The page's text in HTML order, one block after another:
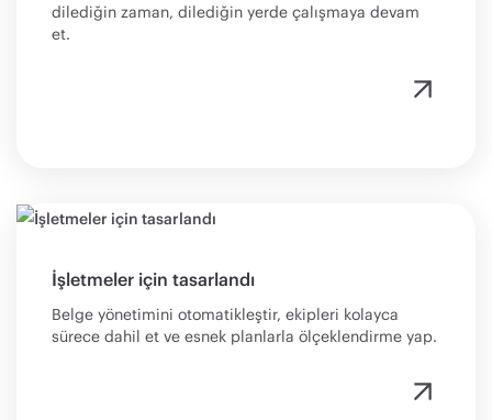
dilediğin zaman, dilediğin yerde çalışmaya devam
et.
İşletmeler için tasarlandı
Belge yönetimini otomatikleştir, ekipleri kolayca
sürece dahil et ve esnek planlarla ölçeklendirme yap.